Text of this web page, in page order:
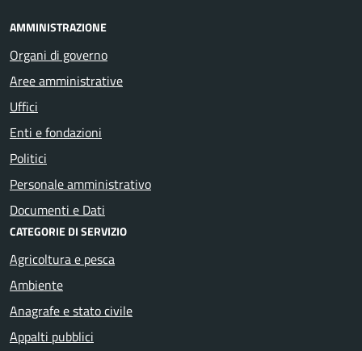
AMMINISTRAZIONE
Organi di governo
Aree amministrative
Uffici
Enti e fondazioni
Politici
Personale amministrativo
Documenti e Dati
CATEGORIE DI SERVIZIO
Agricoltura e pesca
Ambiente
Anagrafe e stato civile
Appalti pubblici